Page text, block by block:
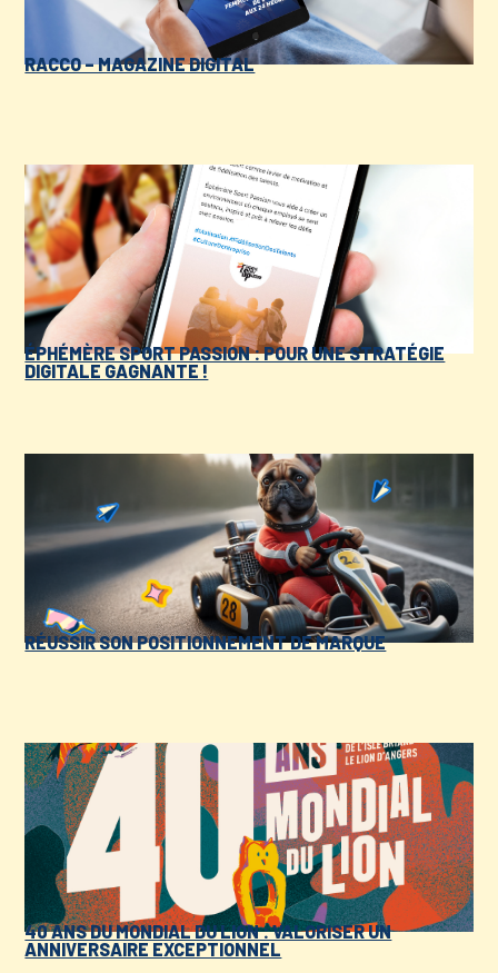
RACCO – MAGAZINE DIGITAL
ÉPHÉMÈRE SPORT PASSION : POUR UNE STRATÉGIE
DIGITALE GAGNANTE !
RÉUSSIR SON POSITIONNEMENT DE MARQUE
40 ANS DU MONDIAL DU LION : VALORISER UN
ANNIVERSAIRE EXCEPTIONNEL